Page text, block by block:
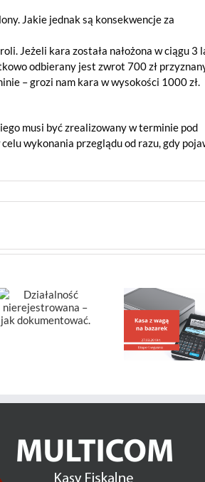
Jakie jednak są konsekwencje za
Jeżeli kara została nałożona w ciągu 3
odbierany jest zwrot 700 zł
– grozi nam kara w wysokości 1000 zł.
musi być zrealizowany w terminie pod
wykonania przeglądu od razu, gdy